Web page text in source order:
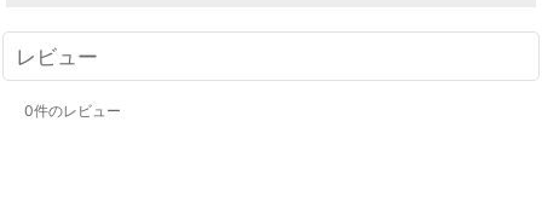
レビュー
0件のレビュー